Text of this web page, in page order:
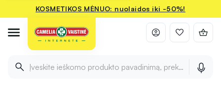
KOSMETIKOS MĖNUO: nuolaidos iki -50%!
Įveskite ieškomo produkto pavadinimą, prekės ženklą ir